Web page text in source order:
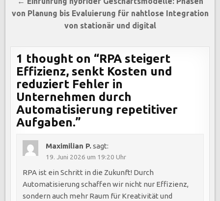
von Planung bis Evaluierung für nahtlose Integration
von stationär und digital
1 thought on “RPA steigert
Effizienz, senkt Kosten und
reduziert Fehler in
Unternehmen durch
Automatisierung repetitiver
Aufgaben.”
Maximilian P.sagt:
19. Juni 2026 um 19:20 Uhr
RPA ist ein Schritt in die Zukunft! Durch
Automatisierung schaffen wir nicht nur Effizienz,
sondern auch mehr Raum für Kreativität und